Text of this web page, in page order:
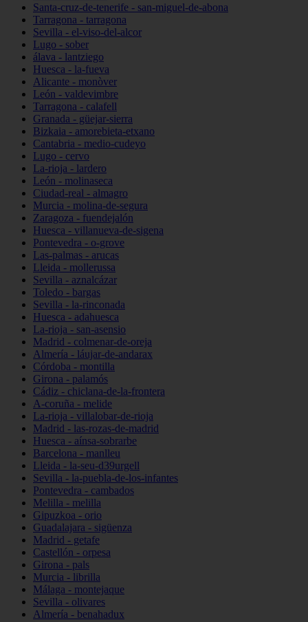
Santa-cruz-de-tenerife - san-miguel-de-abona
Tarragona - tarragona
Sevilla - el-viso-del-alcor
Lugo - sober
álava - lantziego
Huesca - la-fueva
Alicante - monòver
León - valdevimbre
Tarragona - calafell
Granada - güejar-sierra
Bizkaia - amorebieta-etxano
Cantabria - medio-cudeyo
Lugo - cervo
La-rioja - lardero
León - molinaseca
Ciudad-real - almagro
Murcia - molina-de-segura
Zaragoza - fuendejalón
Huesca - villanueva-de-sigena
Pontevedra - o-grove
Las-palmas - arucas
Lleida - mollerussa
Sevilla - aznalcázar
Toledo - bargas
Sevilla - la-rinconada
Huesca - adahuesca
La-rioja - san-asensio
Madrid - colmenar-de-oreja
Almería - láujar-de-andarax
Córdoba - montilla
Girona - palamós
Cádiz - chiclana-de-la-frontera
A-coruña - melide
La-rioja - villalobar-de-rioja
Madrid - las-rozas-de-madrid
Huesca - aínsa-sobrarbe
Barcelona - manlleu
Lleida - la-seu-d39urgell
Sevilla - la-puebla-de-los-infantes
Pontevedra - cambados
Melilla - melilla
Gipuzkoa - orio
Guadalajara - sigüenza
Madrid - getafe
Castellón - orpesa
Girona - pals
Murcia - librilla
Málaga - montejaque
Sevilla - olivares
Almería - benahadux